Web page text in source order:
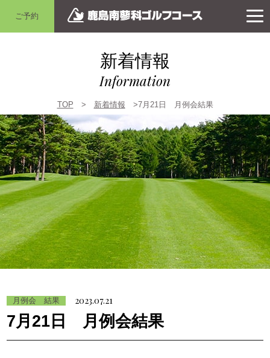
ご予約
新着情報
Information
TOP > 新着情報 >7月21日 月例会結果
月例会 結果 2023.07.21
7月21日 月例会結果